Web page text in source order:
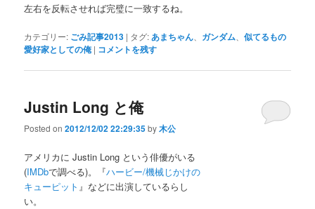
左右を反転させれば完璧に一致するね。
カテゴリー: ごみ記事2013 | タグ:あまちゃん ガンダム 、似てるもの
愛好家としての俺 | コメントを残す
Justin Long と俺
Posted on2012/12/02 22:29:35by木公
アメリカに Justin Long という俳優がいる
(IMDbで調べる)。『ハービー/機械じかけの
キューピット 』などに出演しているらし
い。